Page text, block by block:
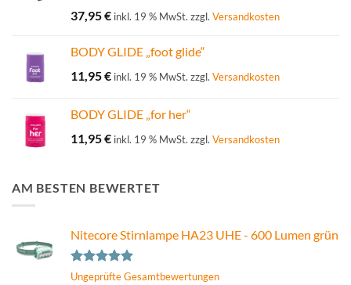
37,95€ inkl. 19 % MwSt. zzgl. Versandkosten
BODY GLIDE „foot glide“
11,95€ inkl. 19 % MwSt. zzgl. Versandkosten
BODY GLIDE „for her“
11,95€ inkl. 19 % MwSt. zzgl. Versandkosten
AM BESTEN BEWERTET
Nitecore Stirnlampe HA23 UHE - 600 Lumen grün
Bewertet
Ungeprüfte Gesamtbewertungen